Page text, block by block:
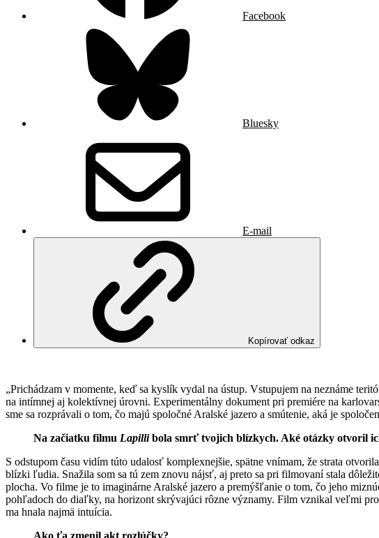
Facebook
Bluesky
E-mail
Kopírovať odkaz
„Prichádzam v momente, keď sa kyslík vydal na ústup. Vstupujem na neznáme
na intímnej aj kolektívnej úrovni. Experimentálny dokument pri premiére na
sme sa rozprávali o tom, čo majú spoločné Aralské jazero a smútenie, aká je
Na začiatku filmu Lapillibola smrť tvojich blízkych. Aké otázky otvoril
S odstupom času vidím túto udalosť komplexnejšie, spätne vnímam, že strata
blízki ľudia. Snažila som sa tú zem znovu nájsť, aj preto sa pri filmovaní stala
plocha. Vo filme je to imaginárne Aralské jazero a premýšľanie o tom, čo jeho
pohľadoch do diaľky, na horizont skrývajúci rôzne významy. Film vznikal veľmi
ma hnala najmä intuícia.
Ako ťa zmenil akt rozlúčky?